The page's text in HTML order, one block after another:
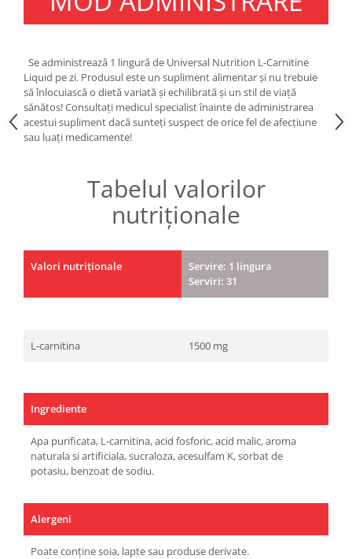
Se administrează 1 lingură de Universal Nutrition L-Carnitine
Liquid pe zi. Produsul este un supliment alimentar și nu trebuie
să înlocuiască o dietă variată și echilibrată și un stil de viață
sănătos! Consultați medicul specialist înainte de administrarea
acestui supliment dacă sunteți suspect de orice fel de afecțiune
sau luați medicamente!
Tabelul valorilor
nutriționale
Valori nutriționale
Servire: 1 lingura
Serviri: 31
L-carnitina 1500 mg
Ingrediente
Apa purificata, L-carnitina, acid fosforic, acid malic, aroma
naturala si artificiala, sucraloza, acesulfam K, sorbat de
potasiu, benzoat de sodiu.
Alergeni
Poate conține soia, lapte sau produse derivate.